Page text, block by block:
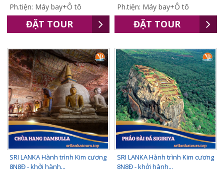
Ph.tiện: Máy bay+Ô tô
ĐẶT TOUR
Ph.tiện: Máy bay+Ô tô
ĐẶT TOUR
SRI LANKA Hành trình Kim cương
8N8Đ - khởi hành...
SRI LANKA Hành trình Kim cương
8N8Đ - khởi hành...